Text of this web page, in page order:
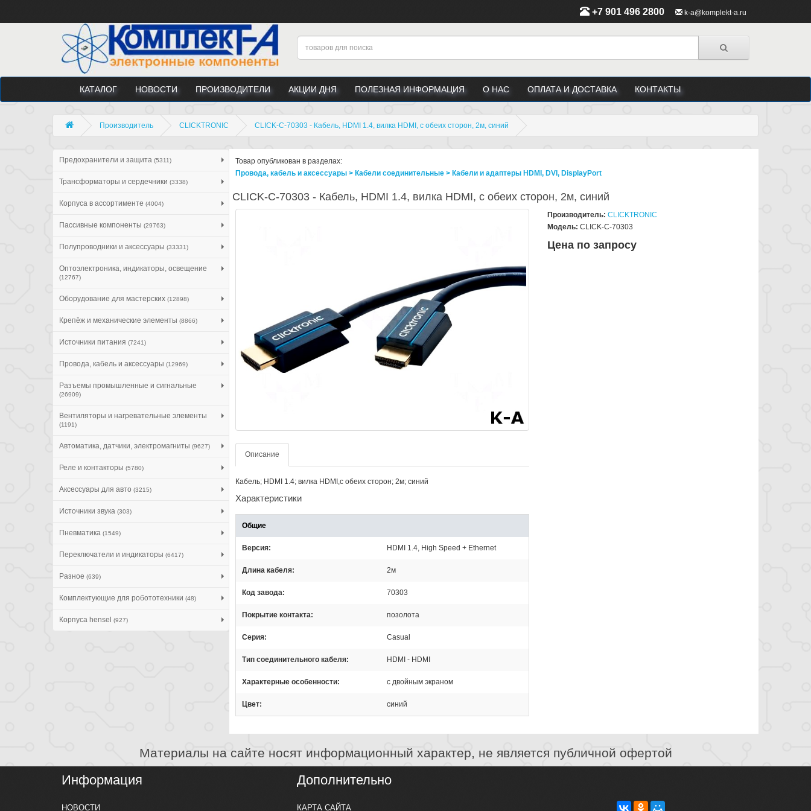
+7 901 496 2800 k-a@komplekt-a.ru
КАТАЛОГ НОВОСТИ ПРОИЗВОДИТЕЛИ АКЦИИ ДНЯ ПОЛЕЗНАЯ ИНФОРМАЦИЯ О НАС ОПЛАТА И ДОСТАВКА КОНТАКТЫ
Производитель CLICKTRONIC CLICK-C-70303 - Кабель, HDMI 1.4, вилка HDMI, с обеих сторон, 2м, синий
Предохранители и защита (5311)
Трансформаторы и сердечники (3338)
Корпуса в ассортименте (4004)
Пассивные компоненты (29763)
Полупроводники и аксессуары (33331)
Оптоэлектроника, индикаторы, освещение
(12767)
Оборудование для мастерских (12898)
Крепёж и механические элементы (8866)
Источники питания (7241)
Провода, кабель и аксессуары (12969)
Разъемы промышленные и сигнальные
(26909)
Вентиляторы и нагревательные элементы
(1191)
Автоматика, датчики, электромагниты (9627)
Реле и контакторы (5780)
Аксессуары для авто (3215)
Источники звука (303)
Пневматика (1549)
Переключатели и индикаторы (6417)
Разное (639)
Комплектующие для робототехники (48)
Корпуса hensel (927)
Товар опубликован в разделах:
Провода, кабель и аксессуары > Кабели соединительные > Кабели и адаптеры HDMI, DVI, DisplayPort
CLICK-C-70303 - Кабель, HDMI 1.4, вилка HDMI, с обеих сторон, 2м, синий
Описание
Кабель; HDMI 1.4; вилка HDMI,с обеих сторон; 2м; синий
Характеристики
Общие
Версия HDMI 1.4, High Speed + Ethernet
Длина кабеля 2м
Код завода 70303
Покрытие контакта позолота
Серия Casual
Тип соединительного кабеля HDMI - HDMI
Характерные особенности с двойным экраном
Цвет синий
Производитель: CLICKTRONIC
Модель: CLICK-C-70303
Цена по запросу
Материалы на сайте носят информационный характер, не является публичной офертой
Информация
НОВОСТИ
Дополнительно
КАРТА САЙТА